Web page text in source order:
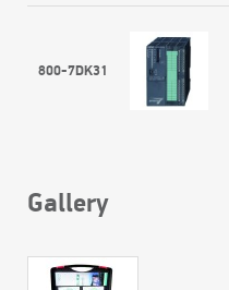
800-7DK31
Gallery